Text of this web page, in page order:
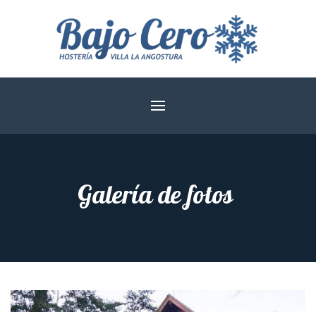
Galería de fotos